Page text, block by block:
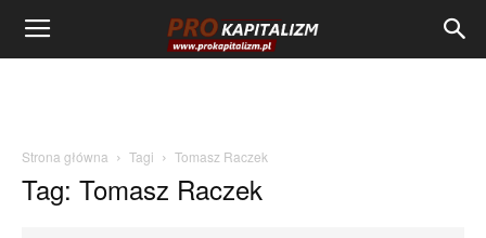
Strona główna Tagi Tomasz Raczek
Tag: Tomasz Raczek